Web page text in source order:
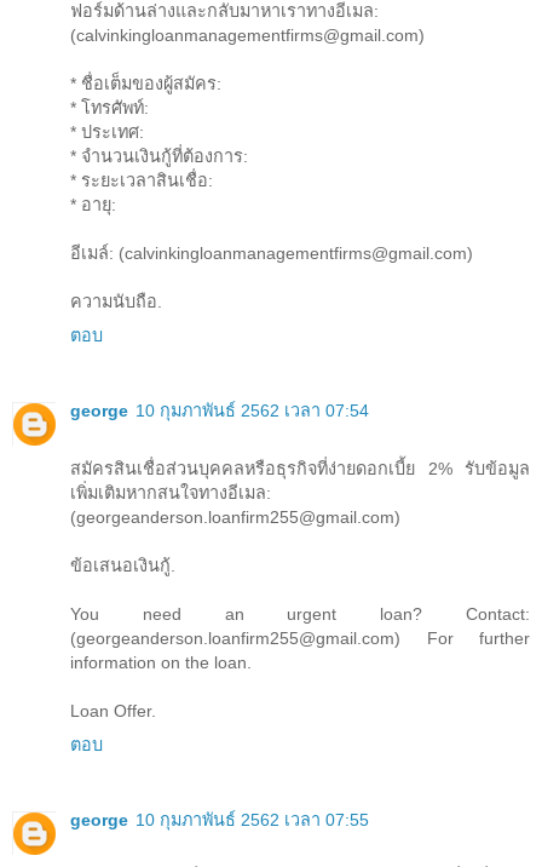
ฟอร์มด้านล่างและกลับมาหาเราทางอีเมล:
(calvinkingloanmanagementfirms@gmail.com)
* ชื่อเต็มของผู้สมัคร:
* โทรศัพท์:
* ประเทศ:
* จำนวนเงินกู้ที่ต้องการ:
* ระยะเวลาสินเชื่อ:
* อายุ:
อีเมล์: (calvinkingloanmanagementfirms@gmail.com)
ความนับถือ.
ตอบ
george 10 กุมภาพันธ์ 2562 เวลา 07:54
สมัครสินเชื่อส่วนบุคคลหรือธุรกิจที่ง่ายดอกเบี้ย 2% รับข้อมูล
เพิ่มเติมหากสนใจทางอีเมล:
(georgeanderson.loanfirm255@gmail.com)
ข้อเสนอเงินกู้.
You need an urgent loan? Contact:
(georgeanderson.loanfirm255@gmail.com) For further
information on the loan.
Loan Offer.
ตอบ
george 10 กุมภาพันธ์ 2562 เวลา 07:55